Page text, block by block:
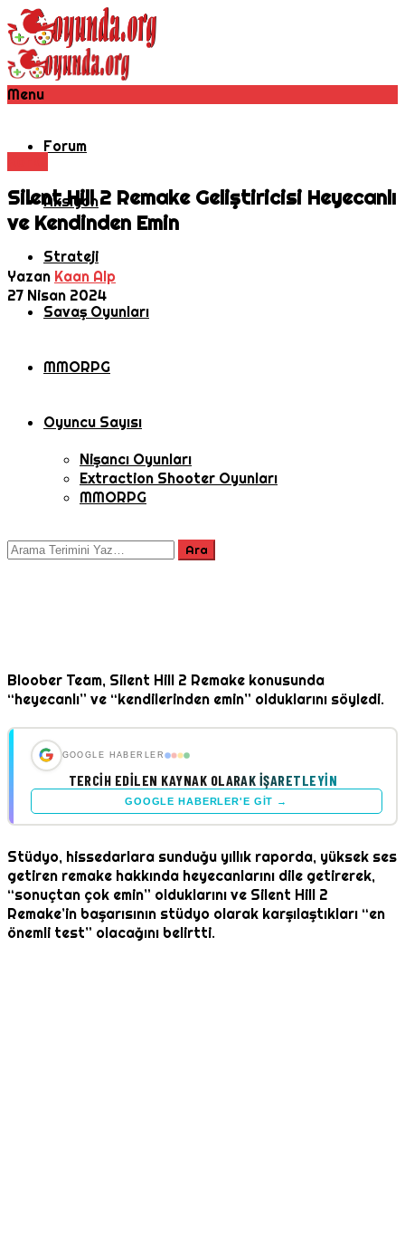
Menu
Forum
Aksiyon
Strateji
Savaş Oyunları
MMORPG
Oyuncu Sayısı
Nişancı Oyunları
Extraction Shooter Oyunları
MMORPG
Silent Hill 2 Remake Geliştiricisi Heyecanlı
ve Kendinden Emin
Yazan Kaan Alp
27 Nisan 2024
Bloober Team, Silent Hill 2 Remake konusunda
“heyecanlı” ve “kendilerinden emin” olduklarını söyledi.
GOOGLE HABERLER
TERCIH EDILEN KAYNAK OLARAK İŞARETLEYIN
GOOGLE HABERLER'E GIT →
Stüdyo, hissedarlara sunduğu yıllık raporda, yüksek ses
getiren remake hakkında heyecanlarını dile getirerek,
“sonuçtan çok emin” olduklarını ve Silent Hill 2
Remake’in başarısının stüdyo olarak karşılaştıkları “en
önemli test” olacağını belirtti.